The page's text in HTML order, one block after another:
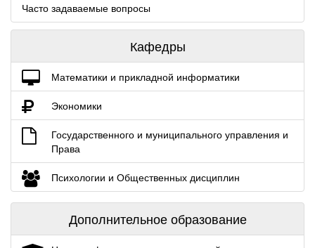
Часто задаваемые вопросы
Кафедры
Математики и прикладной информатики
Экономики
Государственного и муниципального управления и
Права
Психологии и Общественных дисциплин
Дополнительное образование